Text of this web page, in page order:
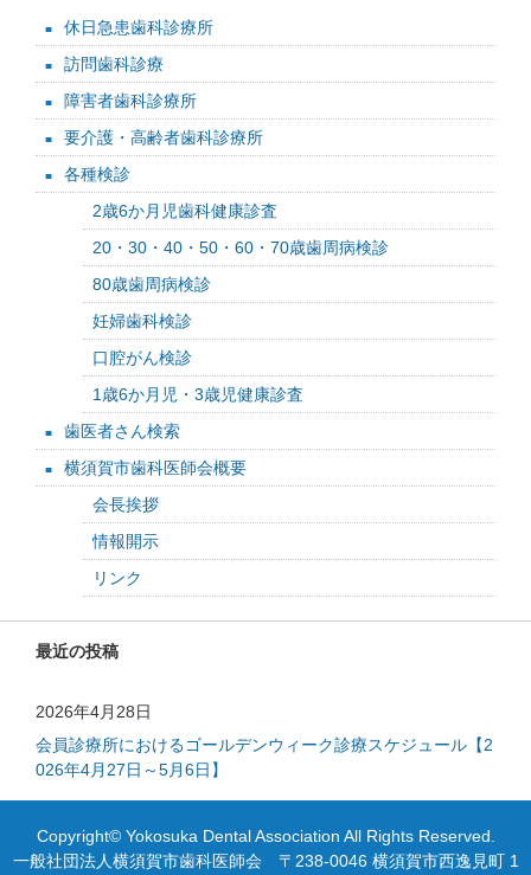
休日急患歯科診療所
訪問歯科診療
障害者歯科診療所
要介護・高齢者歯科診療所
各種検診
2歳6か月児歯科健康診査
20・30・40・50・60・70歳歯周病検診
80歳歯周病検診
妊婦歯科検診
口腔がん検診
1歳6か月児・3歳児健康診査
歯医者さん検索
横須賀市歯科医師会概要
会長挨拶
情報開示
リンク
最近の投稿
2026年4月28日
会員診療所におけるゴールデンウィーク診療スケジュール【2
026年4月27日～5月6日】
Copyright© Yokosuka Dental Association All Rights Reserved.
一般社団法人横須賀市歯科医師会 〒238-0046 横須賀市西逸見町 1